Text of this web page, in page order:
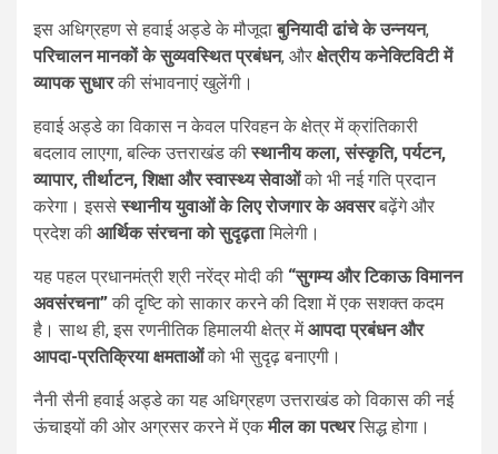
इस अधिग्रहण से हवाई अड्डे के मौजूदाबुनियादी ढांचे के उन्नयन,
परिचालन मानकों के सुव्यवस्थित प्रबंधन, और क्षेत्रीय कनेक्टिविटी में
व्यापक सुधारकी संभावनाएं खुलेंगी।
हवाई अड्डे का विकास न केवल परिवहन के क्षेत्र में क्रांतिकारी
बदलाव लाएगा, बल्कि उत्तराखंड कीस्थानीय कला, संस्कृति, पर्यटन,
व्यापार, तीर्थाटन, शिक्षा और स्वास्थ्य सेवाओंको भी नई गति प्रदान
करेगा। इससेस्थानीय युवाओं के लिए रोजगार के अवसरबढ़ेंगे और
प्रदेश की आर्थिक संरचना को सुदृढ़तामिलेगी।
यह पहल प्रधानमंत्री श्री नरेंद्र मोदी की “सुगम्य और टिकाऊ विमानन
अवसंरचना” की दृष्टि को साकार करने की दिशा में एक सशक्त कदम
है। साथ ही, इस रणनीतिक हिमालयी क्षेत्र मेंआपदा प्रबंधन और
आपदा-प्रतिक्रिया क्षमताओंको भी सुदृढ़ बनाएगी।
नैनी सैनी हवाई अड्डे का यह अधिग्रहण उत्तराखंड को विकास की नई
ऊंचाइयों की ओर अग्रसर करने में एकमील का पत्थरसिद्ध होगा।